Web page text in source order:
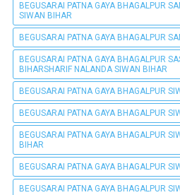
BEGUSARAI PATNA GAYA BHAGALPUR
SIWAN BIHAR
BEGUSARAI PATNA GAYA BHAGALPUR
BEGUSARAI PATNA GAYA BHAGALPUR
BIHARSHARIF NALANDA SIWAN BIHAR
BEGUSARAI PATNA GAYA BHAGALPUR
BEGUSARAI PATNA GAYA BHAGALPUR
BEGUSARAI PATNA GAYA BHAGALPUR
BIHAR
BEGUSARAI PATNA GAYA BHAGALPUR
BEGUSARAI PATNA GAYA BHAGALPUR